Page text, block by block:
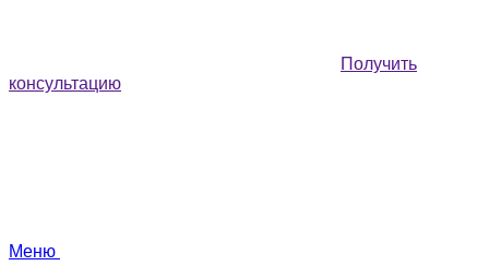
Получить
консультацию
Меню